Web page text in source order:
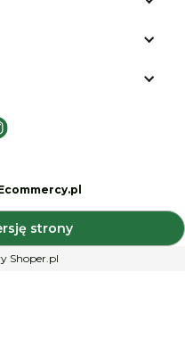
strony
Shoper.pl